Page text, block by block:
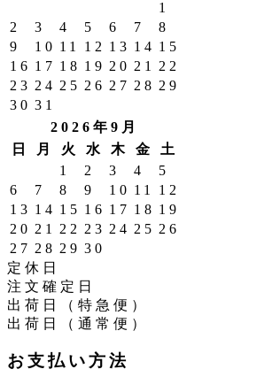
1
2
3 4 5 6 7
8
9
10 11 12 13 14 15
16 17 18 19 20 21
22
23 24 25 26 27 28 29
30 31
2026年9月
日
月 火 水 木 金
土
1
2 3 4
5
6
7 8 9 10 11
12
13 14 15 16 17 18 19
20 21 22 23 24 25 26
27 28 29 30
定休日
注文確定日
出荷日（特急便）
出荷日（通常便）
お支払い方法